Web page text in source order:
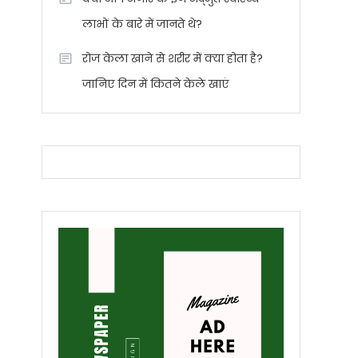
लाभों के बारे में जानते थे?
रोज केला खाने से शरीर में क्या होता है?
जानिए दिन में कितने केले खाएं